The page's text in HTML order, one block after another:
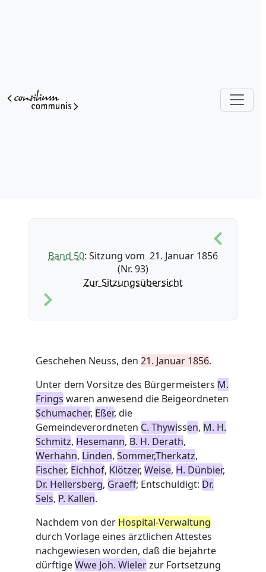
Band 50: Sitzung vom 21. Januar 1856
(Nr. 93)
Zur Sitzungsübersicht
Geschehen Neuss, den21. Januar 1856.
Unter dem Vorsitze des Bürgermeisters M.
Frings waren anwesend die Beigeordneten
Schumacher, Eßer, die
Gemeindeverordneten C. Thywissen, M. H.
Schmitz, Hesemann, B. H. Derath,
Werhahn, Linden,Sommer,Therkatz,
Fischer, Eichhof, Klötzer,Weise, H. Dünbier,
Dr. Hellersberg, Graeff; Entschuldigt: Dr.
Sels, P. Kallen.
Nachdem von der Hospital-Verwaltung
durch Vorlage eines ärztlichen Attestes
nachgewiesen worden, daß die bejahrte
dürftigeWwe Joh. Wielerzur Fortsetzung